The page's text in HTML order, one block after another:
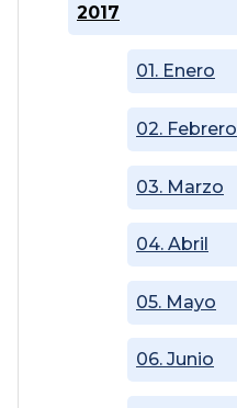
2017
01. Enero
02. Febrero
03. Marzo
04. Abril
05. Mayo
06. Junio